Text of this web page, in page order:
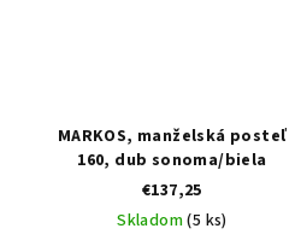
MARKOS, manželská posteľ
160, dub sonoma/biela
€137,25
Skladom(5 ks)